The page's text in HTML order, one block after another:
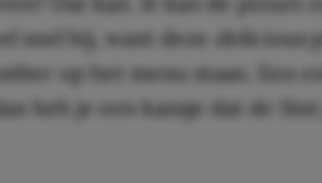
snel bij, want deze delicious
op het menu staan. Een
heb je een kansje dat de